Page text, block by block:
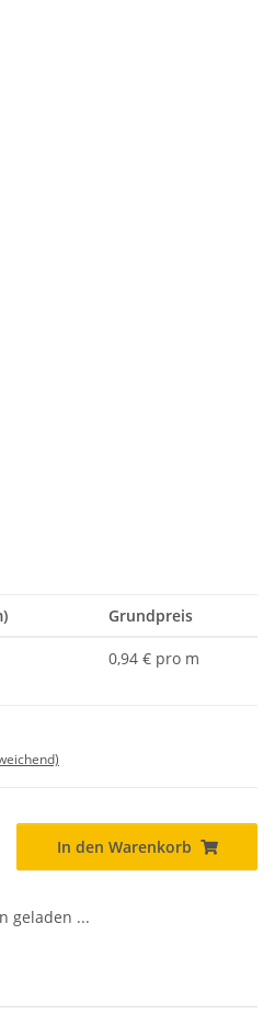
Grundpreis
0,94 € pro m
In den Warenkorb
geladen ...